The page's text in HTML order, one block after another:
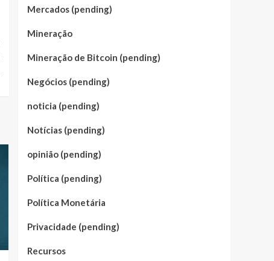
Mercados (pending)
Mineração
Mineração de Bitcoin (pending)
Negócios (pending)
noticia (pending)
Notícias (pending)
opinião (pending)
Política (pending)
Política Monetária
Privacidade (pending)
Recursos